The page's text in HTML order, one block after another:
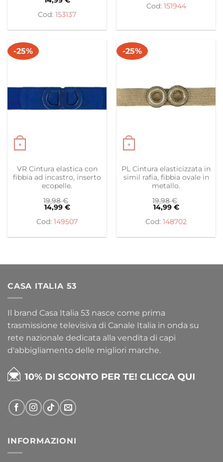
153137
151944
-25%
+
Questo prodotto ha più varianti. Le opzioni possono
VR Cintura elastica con
fibbia ad incastro, inserto
ecopelle.
19,98€
14,99 €
149507
-25%
+
Questo prodotto ha più
PL Cintura elasticizzata in
simil rafia, fibbia ovale in
metallo.
19,98€
14,99 €
148702
CASA ITALIA 53
Il brand Casa Italia 53 nasce come prima
trasmissione televisiva di Canale Italia in onda su
rete nazionale dedicata alla vendita di capi
d'abbigliamento delle migliori marche.
INFORMAZIONI